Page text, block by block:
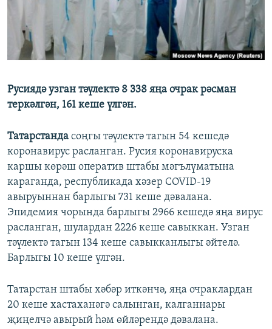
ДИНИ ТОРМЫШ
ПӘРӘВЕЗ
ФӘН-ФӘСМӘТӘН
ӘЙДӘ ONLINE
IDEL.РЕАЛИИ
БАШКА ТЕЛЛӘРДӘ
Русиядә узган тәүлектә 8 338 яңа очрак рәсман
теркәлгән, 161 кеше үлгән.
Татарстанда соңгы тәүлектә тагын 54 кешедә
коронавирус расланган. Русия коронавируска
каршы көрәш оператив штабы мәгълүматына
караганда, республикада хәзер COVID-19
авыруыннан барлыгы 731 кеше дәвалана.
Эпидемия чорында барлыгы 2966 кешедә яңа вирус
расланган, шулардан 2226 кеше савыккан. Узган
тәүлектә тагын 134 кеше савыкканлыгы әйтелә.
Барлыгы 10 кеше үлгән.
Татарстан штабы хәбәр иткәнчә, яңа очраклардан
20 кеше хастаханәгә салынган, калганнары
җиңелчә авырый һәм өйләрендә дәвалана.